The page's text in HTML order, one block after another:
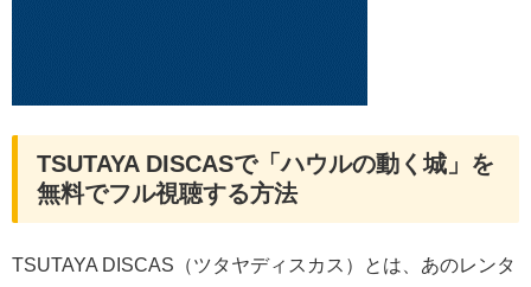
TSUTAYA DISCASで「ハウルの動く城」を
無料でフル視聴する方法
TSUTAYA DISCAS（ツタヤディスカス）とは、あのレンタ